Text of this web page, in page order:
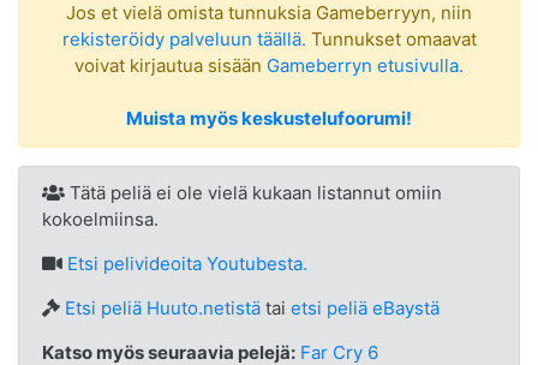
Jos et vielä omista tunnuksia Gameberryyn, niin
rekisteröidy palveluun täällä. Tunnukset omaavat
voivat kirjautua sisään Gameberryn etusivulla.
Muista myös keskustelufoorumi!
Tätä peliä ei ole vielä kukaan listannut omiin
kokoelmiinsa.
Etsi pelivideoita Youtubesta.
Etsi peliä Huuto.netistätai etsi peliä eBaystä
Katso myös seuraavia pelejä: Far Cry 6